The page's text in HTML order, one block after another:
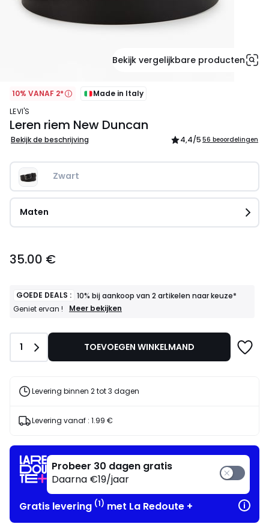
Bekijk vergelijkbare producten
10% VANAF 2*
Made in Italy
LEVI'S
Leren riem New Duncan
Bekijk de beschrijving 4,4/5 56 beoordelingen
Zwart
Maten
€.
35.00 €
GOEDE DEALS : 10% bij aankoop van 2 artikelen naar keuze*
Geniet ervan !
GOEDE
artikelen
Geniet
Meer bekijken
Aantal
1 TOEVOEGEN WINKELMAND
Levering binnen 2 tot 3 dagen
Levering vanaf : 1.99 €
Probeer 30 dagen gratis
Daarna €19/jaar
Gratis levering (1) met La Redoute +